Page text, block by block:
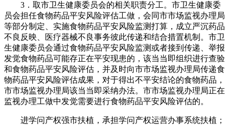
3．取市卫生健康委员会的相关职责分工。市卫生健康委
员会担任食物药品平安风险评估工做，会同市市场监视办理局
等部分制定、实施食物药品平安风险监测打算，成立严沉药品
不良反映、医疗器械不良事务彼此传递和结合措置机制。市卫
生健康委员会通过食物药品平安风险监测或者接到传递、举报
发觉食物药品可能存正在平安现患的，该当当即组织进行查验
和食物药品平安风险评估，并及时向市市场监视办理局传递食
物药品平安风险评估成果，对于得出不平安结论的食物药品，
市市场监视办理局该当当即采纳办法。市市场监视办理局正在
监视办理工做中发觉需要进行食物药品平安风险评估的。
进学问产权强市扶植，承担学问产权运营办事系统扶植；